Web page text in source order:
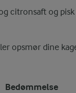
citronsaft og
opsmør dine
Bedømmelse